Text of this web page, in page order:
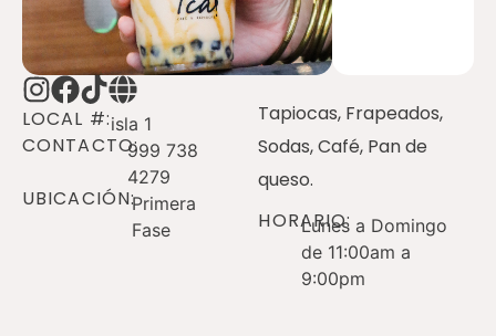
LOCAL #:isla 1
CONTACTO:999 738
4279
UBICACIÓN:Primera
Fase
Tapiocas, Frapeados,
Sodas, Café, Pan de
queso.
HORARIO:
Lunes a Domingo
de 11:00am a
9:00pm